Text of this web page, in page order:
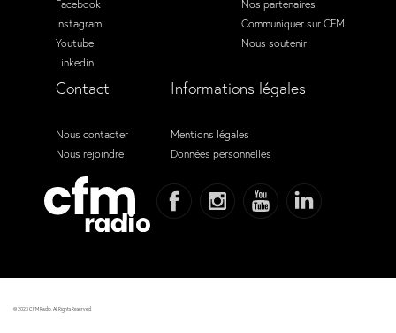
Facebook
Instagram
Youtube
Linkedin
Nos partenaires
Communiquer sur CFM
Nous soutenir
Contact
Nous contacter
Nous rejoindre
Informations légales
Mentions légales
Données personnelles
© 2023 CFM Radio. All Rights Reserved.